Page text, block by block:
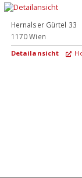
Hernalser Gürtel 33
1170 Wien
Detailansicht